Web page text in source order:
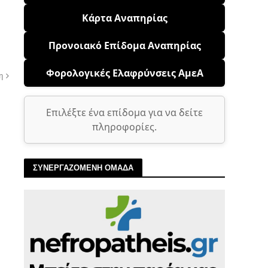
Κάρτα Αναπηρίας
Προνοιακό Επίδομα Αναπηρίας
Φορολογικές Ελαφρύνσεις ΑμεΑ
Επιλέξτε ένα επίδομα για να δείτε
πληροφορίες.
ΣΥΝΕΡΓΑΖΟΜΕΝΗ ΟΜΑΔΑ